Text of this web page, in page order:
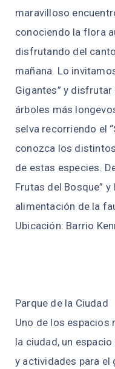
maravilloso
conociendo la flora
disfrutando del
mañana. Lo
Gigantes” y
árboles más
selva recorriendo el
conozca los
de estas especies.
Frutas del Bosque”
alimentación de la
Ubicación: Barrio
Parque de la Ciudad
Uno de los espacios
la ciudad, un
y actividades para